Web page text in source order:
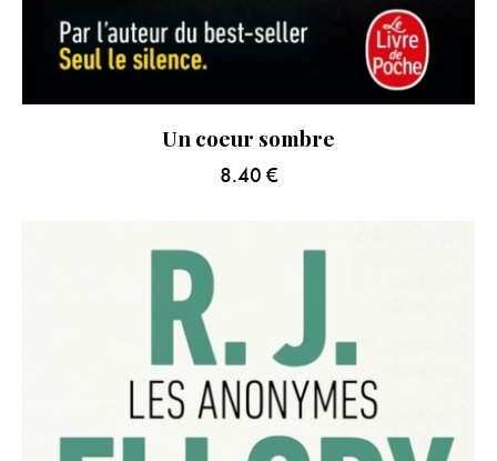
Un coeur sombre
8.40 €